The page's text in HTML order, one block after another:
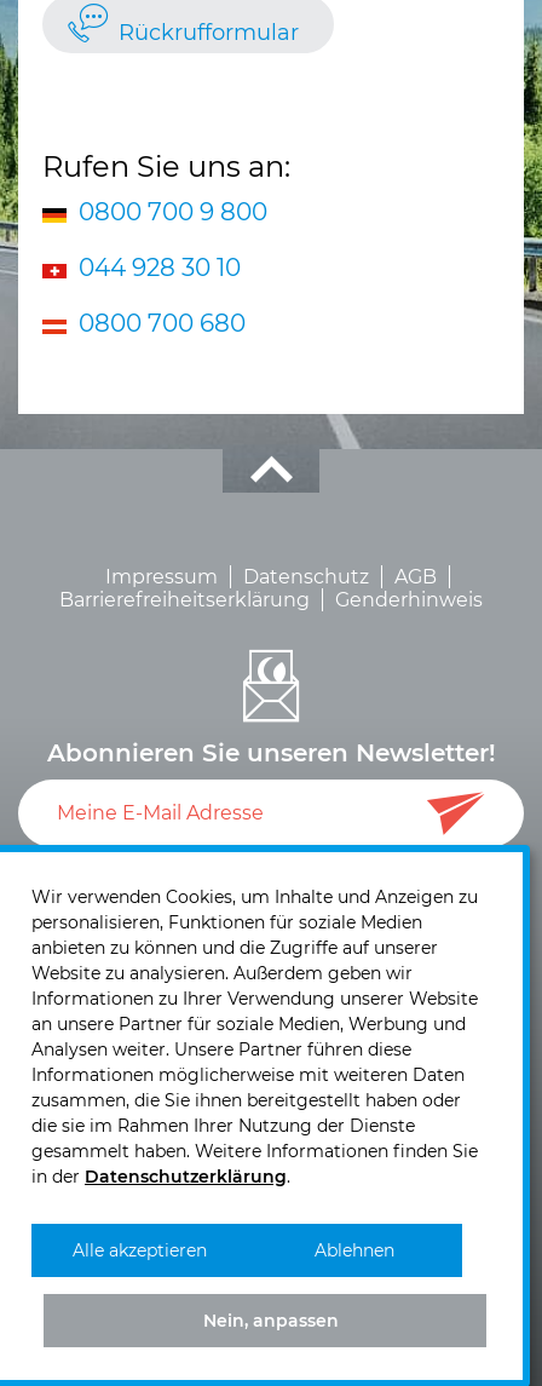
Rückrufformular
Rufen Sie uns an:
0800 700 9 800
044 928 30 10
0800 700 680
Impressum Datenschutz
AGB
Barrierefreiheitserklärung
Genderhinweis
Abonnieren Sie unseren Newsletter!
Einwilligung zum Versand von Neuigkeiten und
Informationen.
KIRCHHOFF Mobility GmbH & Co. KG
Josef Sandhofer Straße 9b
2000 Stockerau - Österreich
Telefon: +43 (0)2262 - 717 00
MobilityMobility
KIRCHHOFF
Mobility
KIRCHHOFF
Mobility
Wir verwenden Cookies, um Inhalte und Anzeigen zu
personalisieren, Funktionen für soziale Medien
anbieten zu können und die Zugriffe auf unserer
Website zu analysieren. Außerdem geben wir
Informationen zu Ihrer Verwendung unserer Website
an unsere Partner für soziale Medien, Werbung und
Analysen weiter. Unsere Partner führen diese
Informationen möglicherweise mit weiteren Daten
zusammen, die Sie ihnen bereitgestellt haben oder
die sie im Rahmen Ihrer Nutzung der Dienste
gesammelt haben. Weitere Informationen finden Sie
in der Datenschutzerklärung.
Nein, anpassen
Ablehnen
Alle akzeptieren